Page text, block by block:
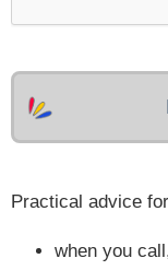
Practical advice
when you